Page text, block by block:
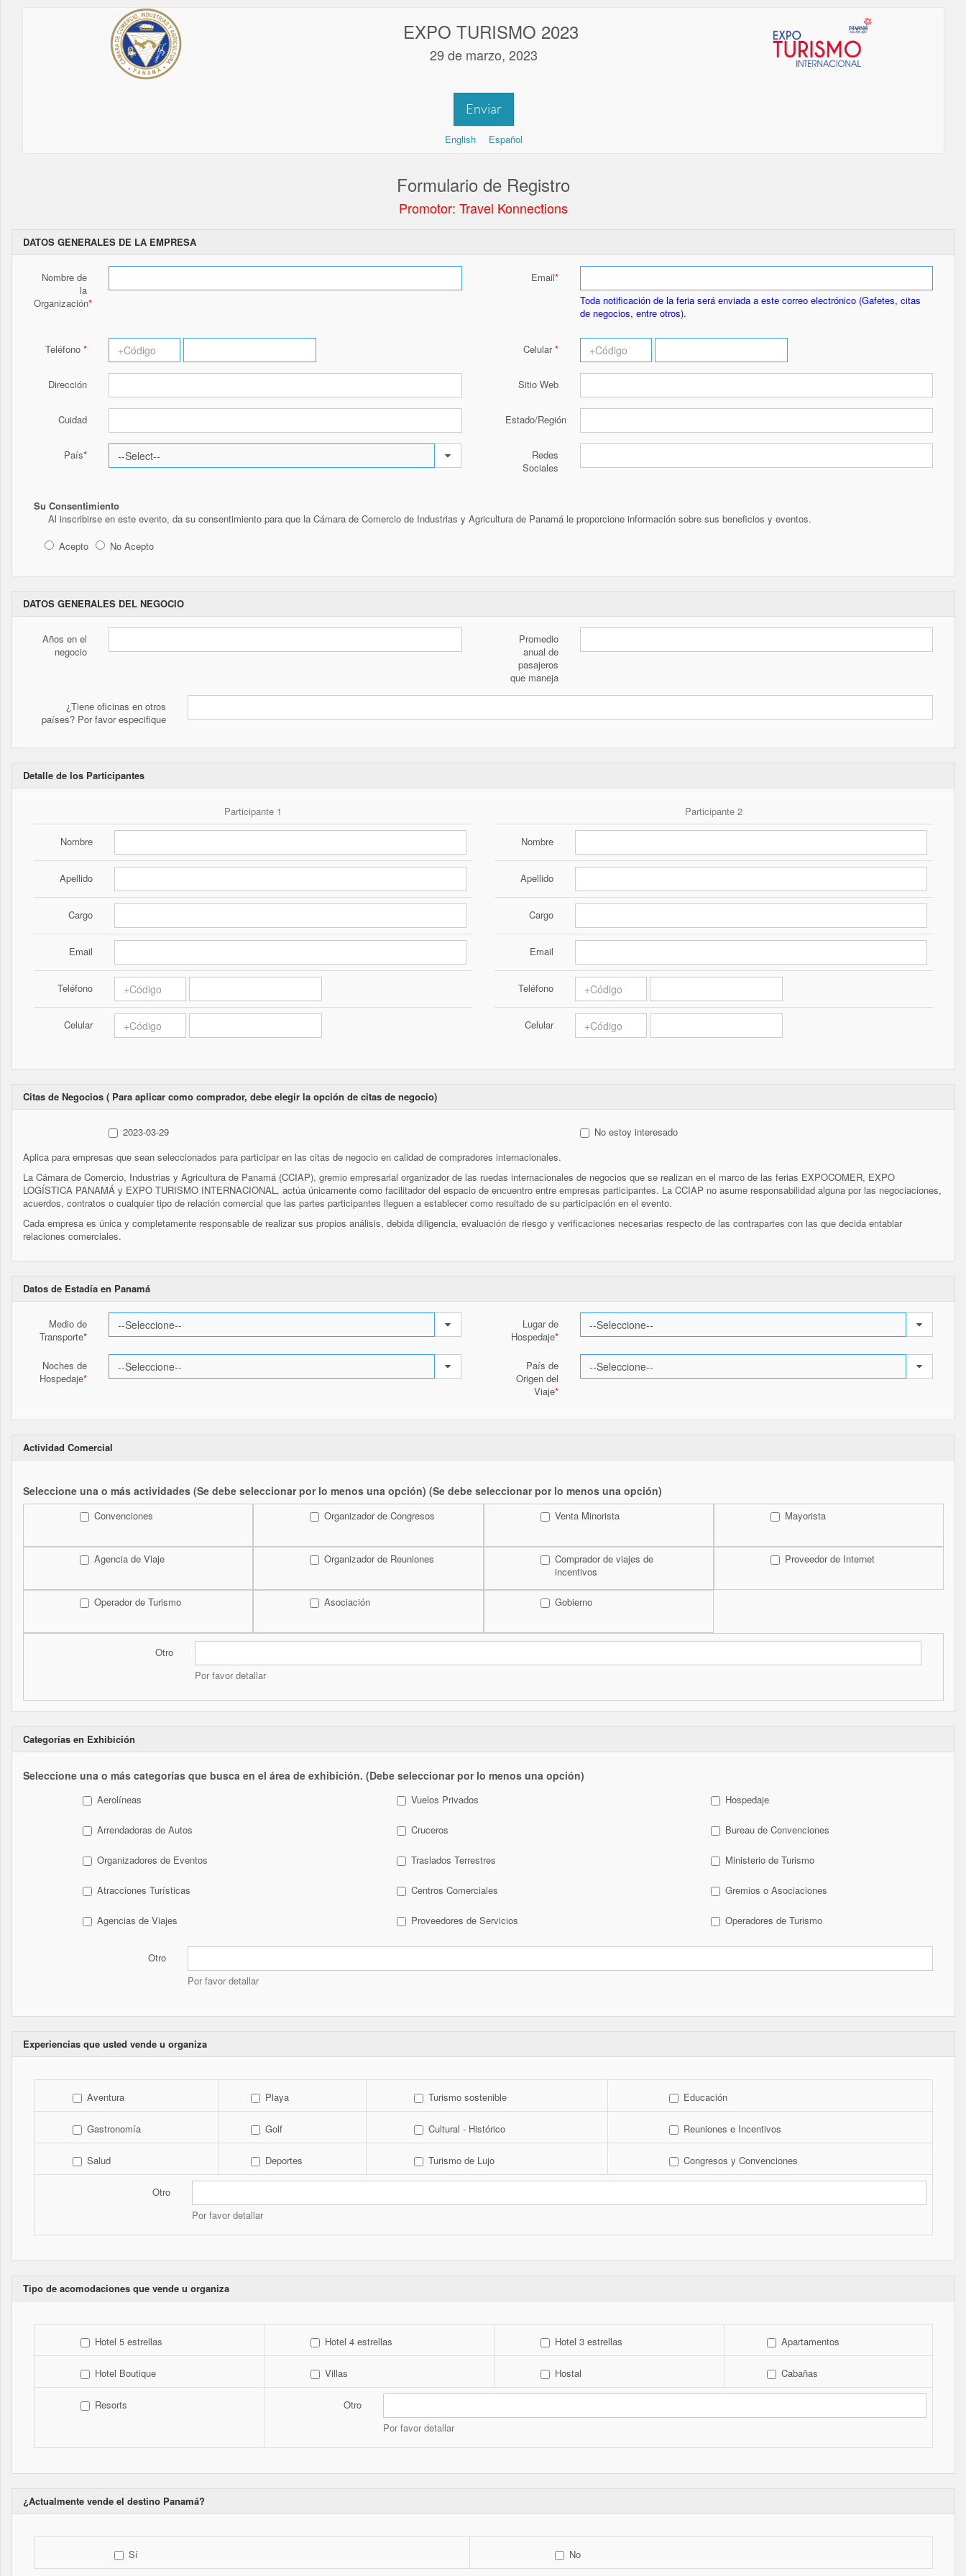
EXPO TURISMO 2023
29 de marzo, 2023
Enviar
English Español
Formulario de Registro
Promotor: Travel Konnections
DATOS GENERALES DE LA EMPRESA
Nombre de
la
Organización
Email
Toda notificación de la feria será enviada a este correo electrónico (Gafetes, citas
de negocios, entre otros).
Teléfono Celular
Dirección Sitio Web
Cuidad Estado/Región
País
Redes
Sociales
Su Consentimiento
Al inscribirse en este evento, da su consentimiento para que la Cámara de Comercio de Industrias y Agricultura de Panamá le proporcione información sobre sus beneficios y eventos.
Acepto
No Acepto
DATOS GENERALES DEL NEGOCIO
Años en el
negocio
Promedio
anual de
pasajeros
que maneja
¿Tiene oficinas en otros
países? Por favor especifique
Detalle de los Participantes
Participante 1
Nombre
Apellido
Cargo
Email
Teléfono
Celular
Participante 2
Nombre
Apellido
Cargo
Email
Teléfono
Celular
Citas de Negocios ( Para aplicar como comprador, debe elegir la opción de citas de negocio)
2023-03-29
No estoy interesado
Aplica para empresas que sean seleccionados para participar en las citas de negocio en calidad de compradores internacionales.
La Cámara de Comercio, Industrias y Agricultura de Panamá (CCIAP), gremio empresarial organizador de las ruedas internacionales de negocios que se realizan en el marco de las ferias EXPOCOMER, EXPO
LOGÍSTICA PANAMÁ y EXPO TURISMO INTERNACIONAL, actúa únicamente como facilitador del espacio de encuentro entre empresas participantes. La CCIAP no asume responsabilidad alguna por las negociaciones,
acuerdos, contratos o cualquier tipo de relación comercial que las partes participantes lleguen a establecer como resultado de su participación en el evento.
Cada empresa es única y completamente responsable de realizar sus propios análisis, debida diligencia, evaluación de riesgo y verificaciones necesarias respecto de las contrapartes con las que decida entablar
relaciones comerciales.
Datos de Estadía en Panamá
Medio de
Transporte
Lugar de
Hospedaje
Noches de
Hospedaje
País de
Origen del
Viaje
Actividad Comercial
Seleccione una o más actividades (Se debe seleccionar por lo menos una opción) (Se debe seleccionar por lo menos una opción)
Convenciones Organizador de Congresos Venta Minorista Mayorista
Agencia de Viaje Organizador de Reuniones
Comprador de viajes de
incentivos
Proveedor de Internet
Operador de Turismo Asociación Gobierno
Otro
Por favor detallar
Categorías en Exhibición
Seleccione una o más categorías que busca en el área de exhibición. (Debe seleccionar por lo menos una opción)
Aerolíneas Vuelos Privados Hospedaje
Arrendadoras de Autos Cruceros Bureau de Convenciones
Organizadores de Eventos Traslados Terrestres Ministerio de Turismo
Atracciones Turísticas Centros Comerciales Gremios o Asociaciones
Agencias de Viajes Proveedores de Servicios Operadores de Turismo
Otro
Por favor detallar
Experiencias que usted vende u organiza
Aventura Playa Turismo sostenible Educación
Gastronomía Golf Cultural - Histórico Reuniones e Incentivos
Salud Deportes Turismo de Lujo Congresos y Convenciones
Otro
Por favor detallar
Tipo de acomodaciones que vende u organiza
Hotel 5 estrellas Hotel 4 estrellas Hotel 3 estrellas Apartamentos
Hotel Boutique Villas Hostal Cabañas
Resorts
Otro
Por favor detallar
¿Actualmente vende el destino Panamá?
Sí No